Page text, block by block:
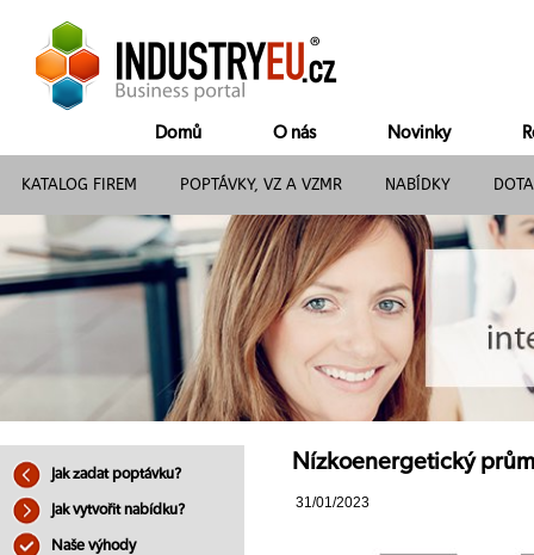
Domů O nás Novinky
KATALOG FIREM POPTÁVKY, VZ A VZMR NABÍDKY
Jak zadat poptávku?
Jak vytvořit nabídku?
Naše výhody
Nízkoenergetický
31/01/2023